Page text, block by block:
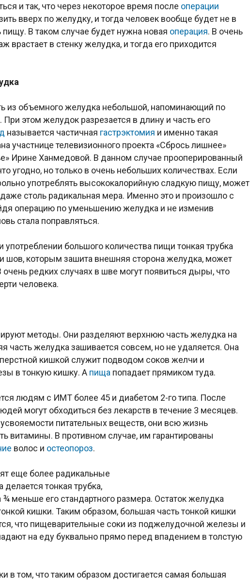
и так, что через некоторое время после операции
вверх по желудку, и тогда человек вообще будет не в
В таком случае будет нужна новая операция. В очень
врастает в стенку желудка, и тогда его приходится
из объемного желудка небольшой, напоминающий по
этом желудок разрезается в длину и часть его
называется частичная гастрэктомия и именно такая
участнице телевизионного проекта «Сбрось лишнее»
Ирине Ханмедовой. В данном случае прооперированный
угодно, но только в очень небольших количествах. Если
употреблять высококалорийную сладкую пищу, может
столь радикальная мера. Именно это и произошло с
операцию по уменьшению желудка и не изменив
стала поправляться.
употреблении большого количества пищи тонкая трубка
шов, которым зашита внешняя сторона желудка, может
очень редких случаях в шве могут появиться дыры, что
человека.
методы. Они разделяют верхнюю часть желудка на
часть желудка зашивается совсем, но не удаляется. Она
кишкой служит подводом соков желчи и
в тонкую кишку. А пища попадает прямиком туда.
людям с ИМТ более 45 и диабетом 2-го типа. После
могут обходиться без лекарств в течение 3 месяцев.
питательных веществ, они всю жизнь
витамины. В противном случае, им гарантированы
волос и остеопороз.
еще более радикальные
делается тонкая трубка,
меньше его стандартного размера. Остаток желудка
кишки. Таким образом, большая часть тонкой кишки
что пищеварительные соки из поджелудочной железы и
на еду буквально прямо перед впадением в толстую
в том, что таким образом достигается самая большая